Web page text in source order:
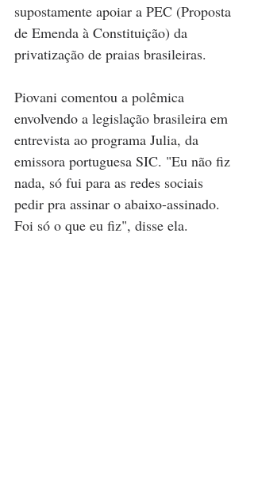
supostamente apoiar a PEC (Proposta
de Emenda à Constituição) da
privatização de praias brasileiras.
Piovani comentou a polêmica
envolvendo a legislação brasileira em
entrevista ao programa Julia, da
emissora portuguesa SIC. "Eu não fiz
nada, só fui para as redes sociais
pedir pra assinar o abaixo-assinado.
Foi só o que eu fiz", disse ela.